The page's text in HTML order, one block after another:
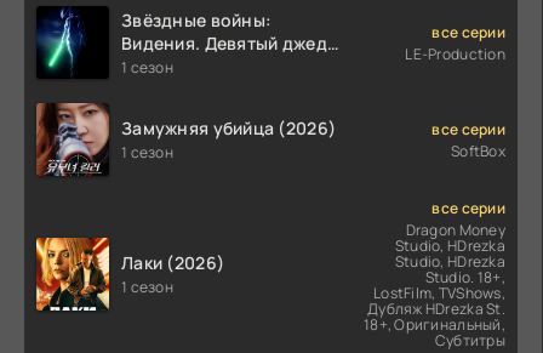
Звёздные войны:
Видения. Девятый джедай
(2026)
1 сезон
все серии
LE-Production
Замужняя убийца (2026)
1 сезон
все серии
SoftBox
Лаки (2026)
1 сезон
все серии
Dragon Money
Studio, HDrezka
Studio, HDrezka
Studio. 18+,
LostFilm, TVShows,
Дубляж HDrezka St.
18+, Оригинальный,
Субтитры